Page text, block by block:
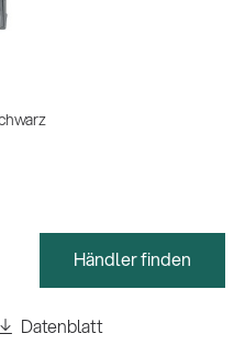
Händler finden
Datenblatt